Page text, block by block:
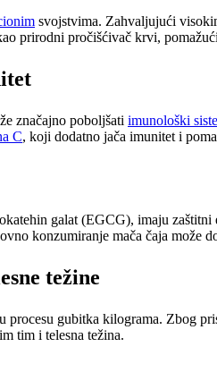
svojstvima. Zahvaljujući
prirodni pročišćivač krvi,
značajno poboljšati imunološki
C, koji dodatno jača imunitet i
galat (EGCG), imaju
konzumiranje mača čaja može
težine
procesu gubitka kilograma. Zbog
tim i telesna težina.